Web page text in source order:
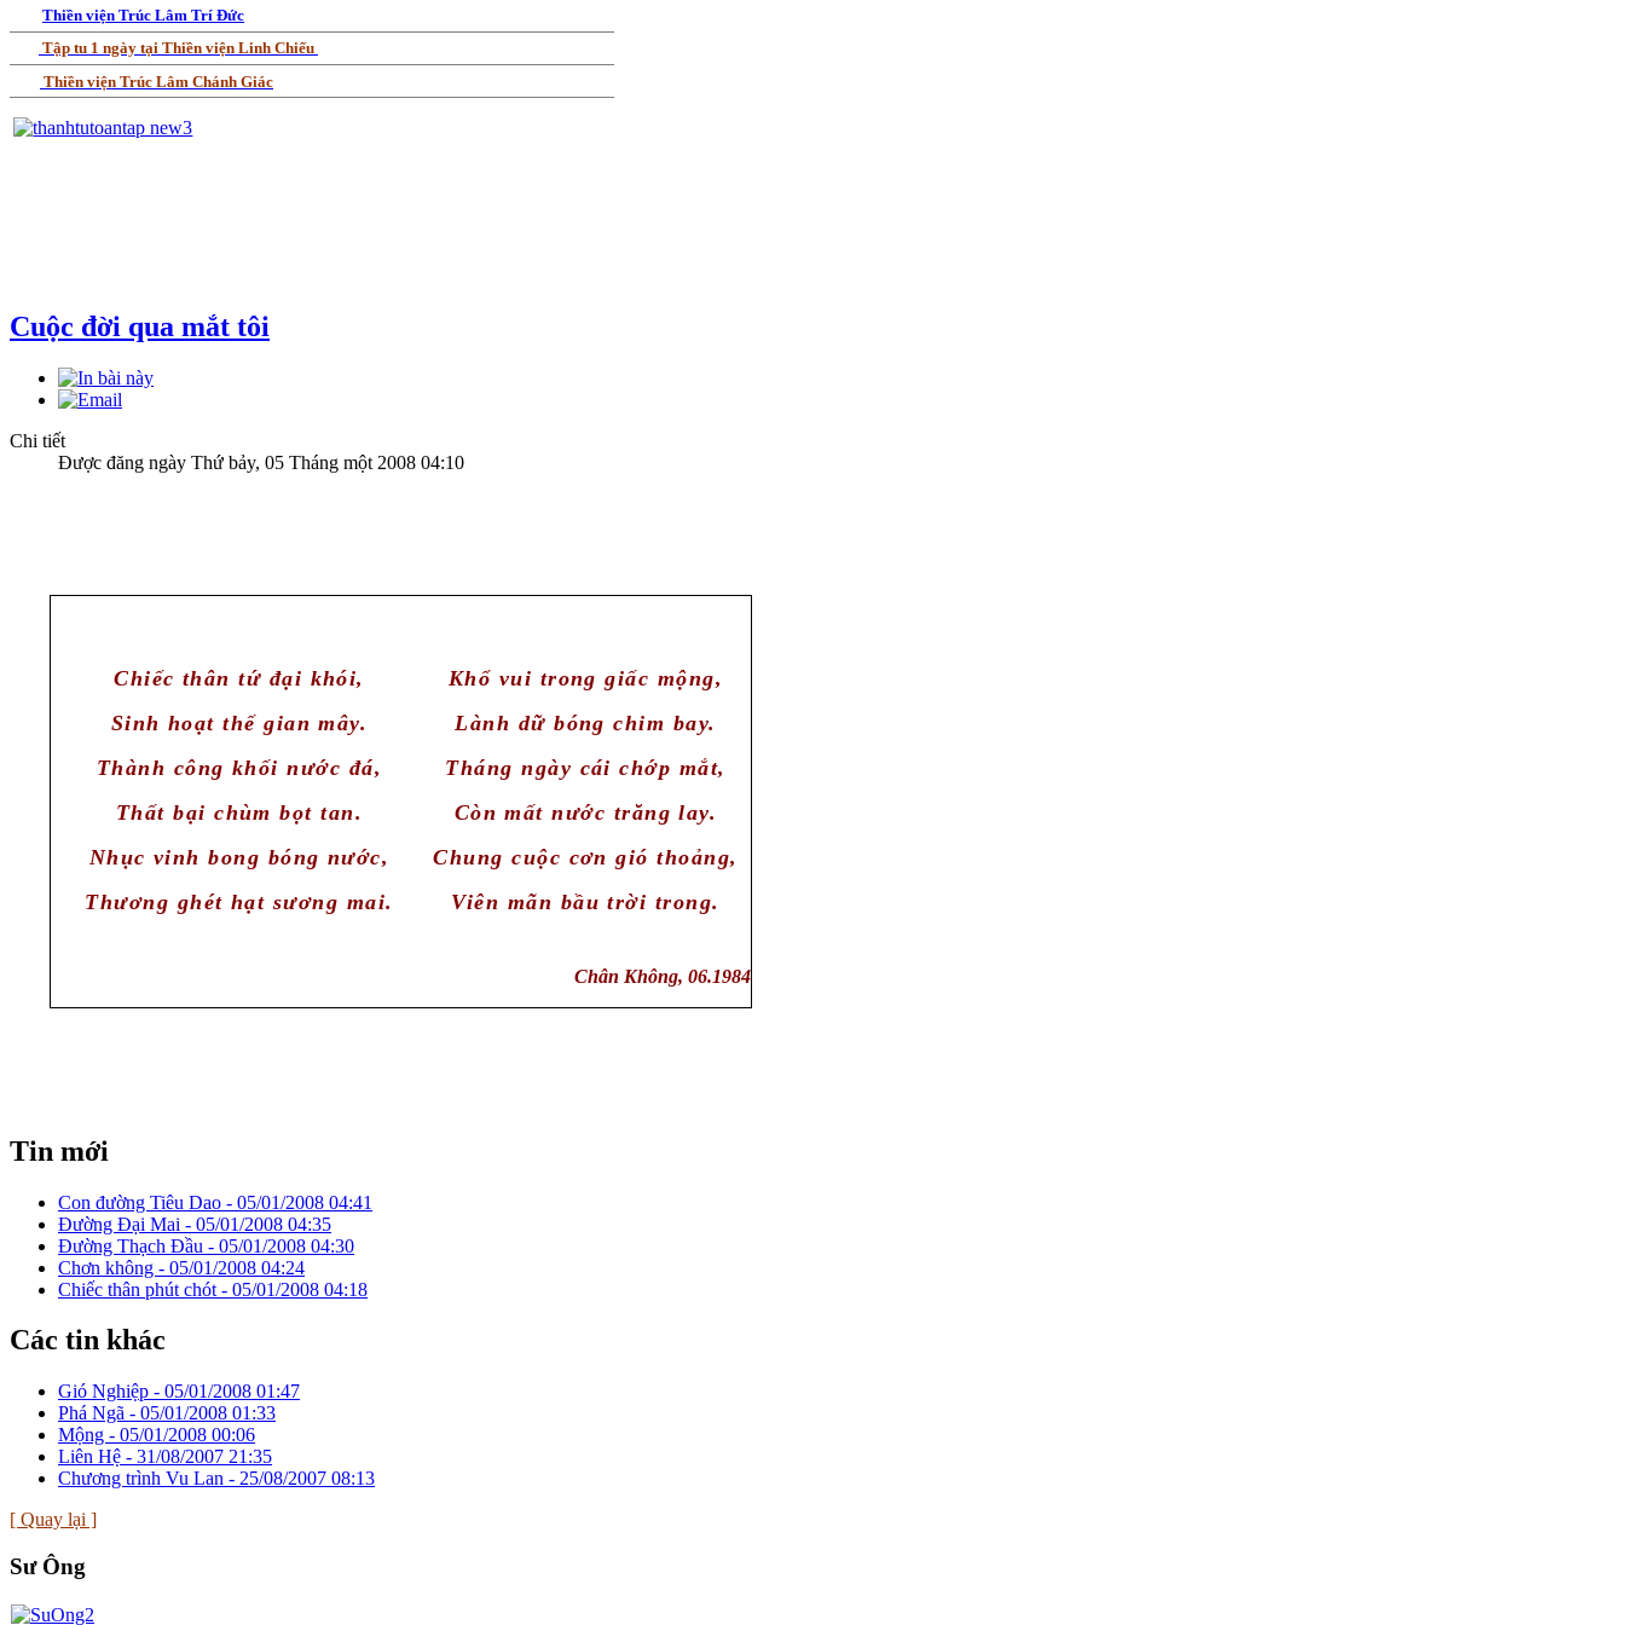
Thiền viện Trúc Lâm Trí Đức
Tập tu 1 ngày tại Thiền viện Linh Chiếu
Thiền viện Trúc Lâm Chánh Giác
Cuộc đời qua mắt tôi
Chi tiết
Được đăng ngày Thứ bảy, 05 Tháng một 2008 04:10
Chiếc thân tứ đại khói,
Sinh hoạt thế gian mây.
Thành công khối nước đá,
Thất bại chùm bọt tan.
Nhục vinh bong bóng nước,
Thương ghét hạt sương mai.
Khổ vui trong giấc mộng,
Lành dữ bóng chim bay.
Tháng ngày cái chớp mắt,
Còn mất nước trăng lay.
Chung cuộc cơn gió thoảng,
Viên mãn bầu trời trong.
Chân Không, 06.1984
Tin mới
Con đường Tiêu Dao - 05/01/2008 04:41
Đường Đại Mai - 05/01/2008 04:35
Đường Thạch Đầu - 05/01/2008 04:30
Chơn không - 05/01/2008 04:24
Chiếc thân phút chót - 05/01/2008 04:18
Các tin khác
Gió Nghiệp - 05/01/2008 01:47
Phá Ngã - 05/01/2008 01:33
Mộng - 05/01/2008 00:06
Liên Hệ - 31/08/2007 21:35
Chương trình Vu Lan - 25/08/2007 08:13
[ Quay lại ]
Sư Ông